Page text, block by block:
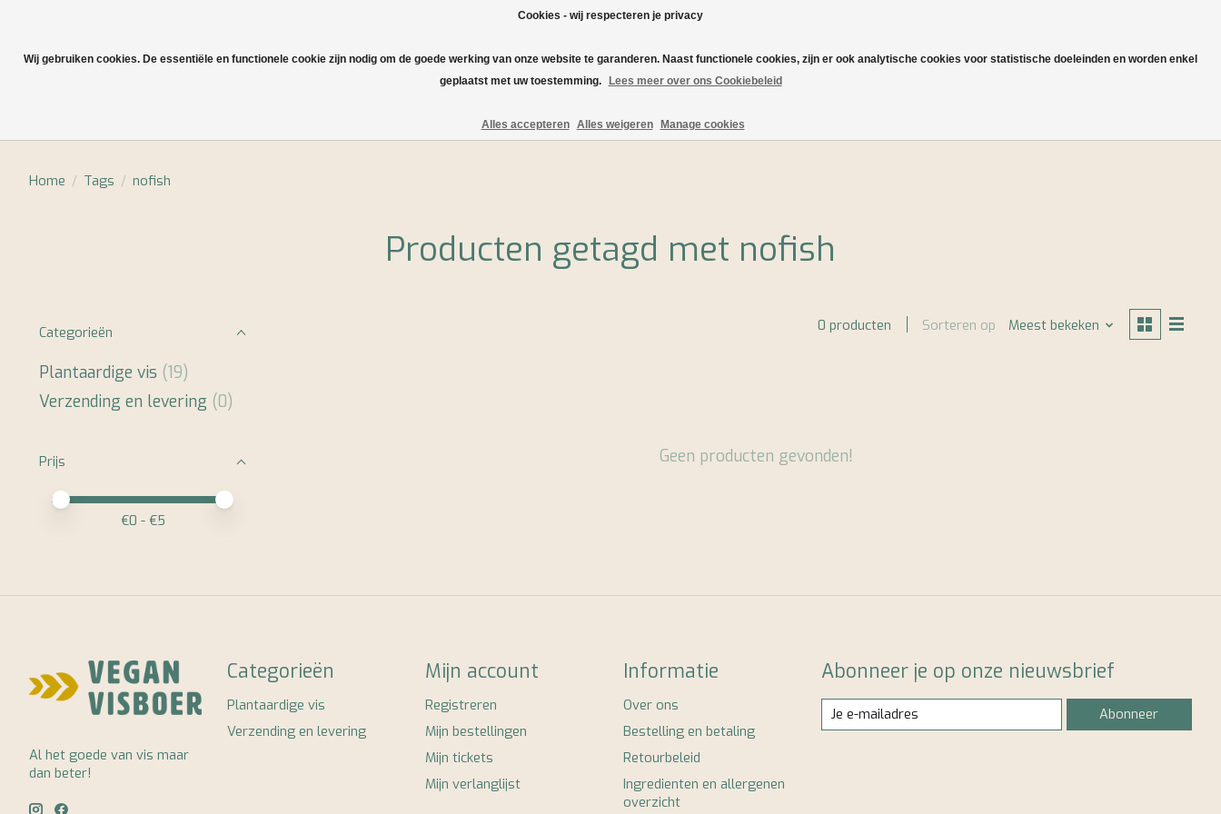
Home / Tags / nofish
Producten getagd met nofish
Categorieën
Plantaardige vis (19)
Verzending en levering (0)
Prijs
Minimale prijswaarde
Price maximum value
€0 - €5
0 producten Sorteren op Meest bekeken
Geen producten gevonden!
Al het goede van vis maar
dan beter!
Categorieën
Plantaardige vis
Verzending en levering
Mijn account
Registreren
Mijn bestellingen
Mijn tickets
Mijn verlanglijst
Informatie
Over ons
Bestelling en betaling
Retourbeleid
Ingredienten en allergenen
overzicht
Abonneer je op onze nieuwsbrief
Abonneer
Cookies - wij respecteren je privacy
Wij gebruiken cookies. De essentiële en functionele cookie zijn nodig om de goede werking van onze website te garanderen. Naast functionele cookies, zijn er ook analytische cookies voor statistische doeleinden en worden enkel
geplaatst met uw toestemming.
Lees meer over ons Cookiebeleid
Alles accepteren Alles weigeren Manage cookies